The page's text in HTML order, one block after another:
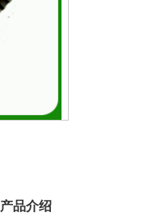
产品介绍